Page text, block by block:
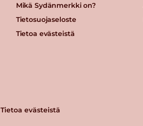
Mikä Sydänmerkki on?
Tietosuojaseloste
Tietoa evästeistä
Tietoa evästeistä